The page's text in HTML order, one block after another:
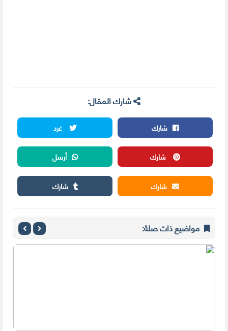
شارك المقال:
شارك
غرد
شارك
أرسل
شارك
شارك
مواضيع ذات صلة: